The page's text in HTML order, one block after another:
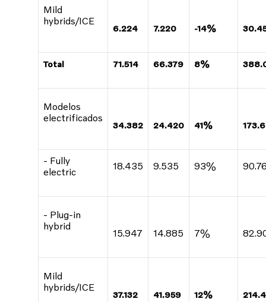
Mild
hybrids/ICE
6.224 7.220 -14%
Total 71.514 66.379 8%
Modelos
electrificados
34.382 24.420 41%
- Fully
electric
18.435 9.535 93%
- Plug-in
hybrid
15.947 14.885 7%
Mild
hybrids/ICE
37.132 41.959 12%